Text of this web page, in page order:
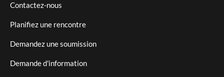
Contactez-nous
Planifiez une rencontre
Demandez une soumission
Demande d'information